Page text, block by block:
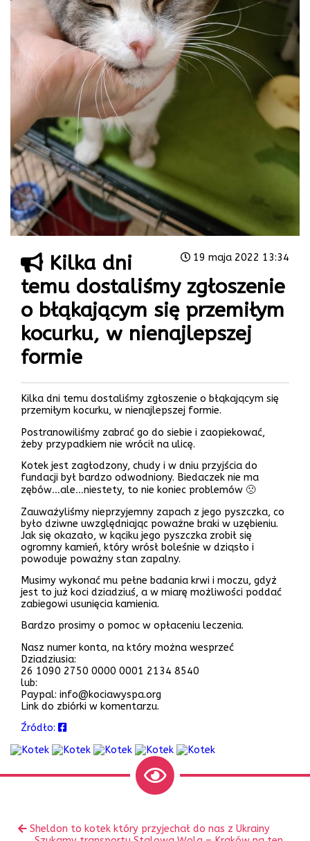
19 maja 2022 13:34
Kilka dni
temu dostaliśmy zgłoszenie
o błąkającym się przemiłym
kocurku, w nienajlepszej
formie
Kilka dni temu dostaliśmy zgłoszenie o błąkającym się
przemiłym kocurku, w nienajlepszej formie.
Postranowiliśmy zabrać go do siebie i zaopiekować,
żeby przypadkiem nie wrócił na ulicę.
Kotek jest zagłodzony, chudy i w dniu przyjścia do
fundacji był bardzo odwodniony. Biedaczek nie ma
zębów…ale…niestety, to nie koniec problemów 🙁
Zauważyliśmy nieprzyjemny zapach z jego pyszczka, co
było dziwne uwzględniając poważne braki w uzębieniu.
Jak się okazało, w kąciku jego pyszczka zrobił się
ogromny kamień, który wrósł boleśnie w dziąsło i
powoduje poważny stan zapalny.
Musimy wykonać mu pełne badania krwi i moczu, gdyż
jest to już koci dziadziuś, a w miarę możliwości poddać
zabiegowi usunięcia kamienia.
Bardzo prosimy o pomoc w opłaceniu leczenia.
Nasz numer konta, na który można wesprzeć
Dziadziusia:
26 1090 2750 0000 0001 2134 8540
lub:
Paypal: info@kociawyspa.org
Link do zbiórki w komentarzu.
Źródło:
innePoprzedni
Sheldon to kotek który przyjechał do nas z Ukrainy